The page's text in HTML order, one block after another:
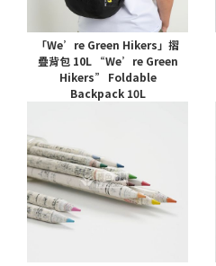
「We’re Green Hikers」摺
疊背包 10L “We’re Green
Hikers” Foldable
Backpack 10L